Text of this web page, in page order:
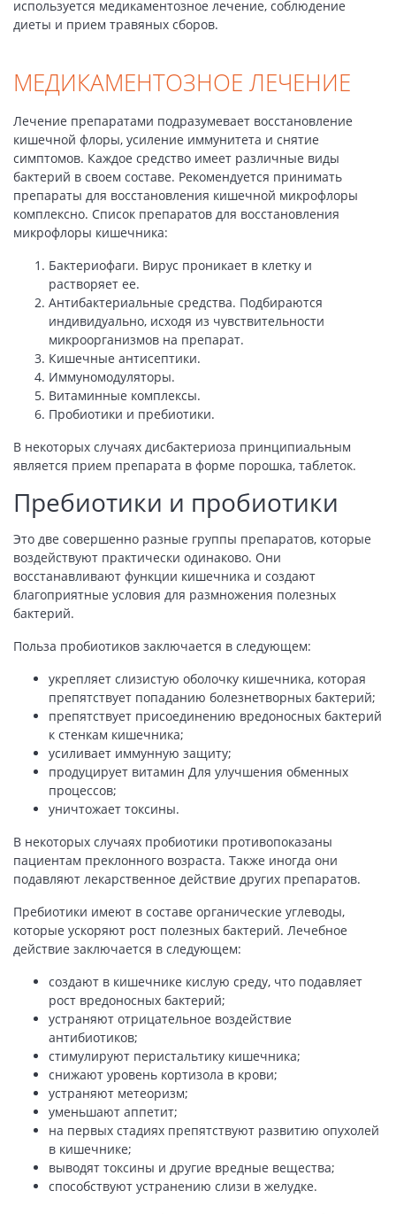
используется медикаментозное лечение, соблюдение
диеты и прием травяных сборов.
МЕДИКАМЕНТОЗНОЕ ЛЕЧЕНИЕ
Лечение препаратами подразумевает восстановление
кишечной флоры, усиление иммунитета и снятие
симптомов. Каждое средство имеет различные виды
бактерий в своем составе. Рекомендуется принимать
препараты для восстановления кишечной микрофлоры
комплексно. Список препаратов для восстановления
микрофлоры кишечника:
Бактериофаги. Вирус проникает в клетку и
растворяет ее.
Антибактериальные средства. Подбираются
индивидуально, исходя из чувствительности
микроорганизмов на препарат.
Кишечные антисептики.
Иммуномодуляторы.
Витаминные комплексы.
Пробиотики и пребиотики.
В некоторых случаях дисбактериоза принципиальным
является прием препарата в форме порошка, таблеток.
Пребиотики и пробиотики
Это две совершенно разные группы препаратов, которые
воздействуют практически одинаково. Они
восстанавливают функции кишечника и создают
благоприятные условия для размножения полезных
бактерий.
Польза пробиотиков заключается в следующем:
укрепляет слизистую оболочку кишечника, которая
препятствует попаданию болезнетворных бактерий;
препятствует присоединению вредоносных бактерий
к стенкам кишечника;
усиливает иммунную защиту;
продуцирует витамин Для улучшения обменных
процессов;
уничтожает токсины.
В некоторых случаях пробиотики противопоказаны
пациентам преклонного возраста. Также иногда они
подавляют лекарственное действие других препаратов.
Пребиотики имеют в составе органические углеводы,
которые ускоряют рост полезных бактерий. Лечебное
действие заключается в следующем:
создают в кишечнике кислую среду, что подавляет
рост вредоносных бактерий;
устраняют отрицательное воздействие
антибиотиков;
стимулируют перистальтику кишечника;
снижают уровень кортизола в крови;
устраняют метеоризм;
уменьшают аппетит;
на первых стадиях препятствуют развитию опухолей
в кишечнике;
выводят токсины и другие вредные вещества;
способствуют устранению слизи в желудке.